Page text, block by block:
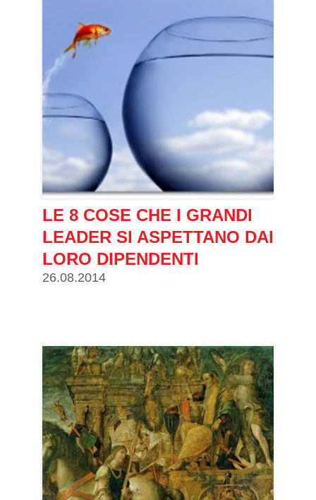
LE 8 COSE CHE I GRANDI
LEADER SI ASPETTANO DAI
LORO DIPENDENTI
26.08.2014